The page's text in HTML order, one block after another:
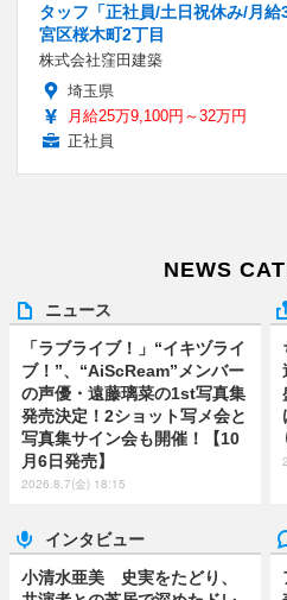
タッフ「正社員/土日祝休み/月
宮区桜木町2丁目
株式会社窪田建築
埼玉県
月給25万9,100円～32万円
正社員
NEWS
ニュース
「ラブライブ！」“イキヅライ
ブ！”、“AiScReam”メンバー
の声優・遠藤璃菜の1st写真集
発売決定！2ショット写メ会と
写真集サイン会も開催！【10
月6日発売】
2026.8.7(金) 18:15
インタビュー
小清水亜美 史実をたどり、